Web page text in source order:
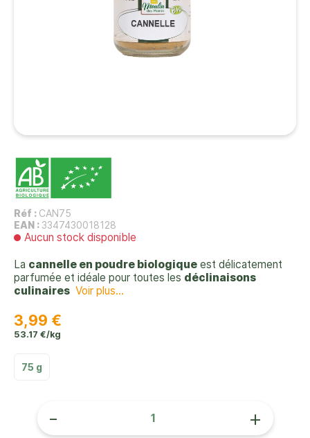
Réf : CAN75
EAN : 3347430018128
Aucun stock disponible
La cannelle en poudre biologique est délicatement
parfumée et idéale pour toutes les déclinaisons
culinaires Voir plus...
3,99 €
53.17 €/kg
75 g
- +